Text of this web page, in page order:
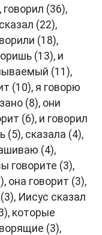
говорил (36),
(22),
(18),
(13), и
(11),
(10), я говорю
(8), они
(6), и говорил
(5), сказала (4),
(4),
говорите (3),
она говорит (3),
Иисус сказал
которые
(3),